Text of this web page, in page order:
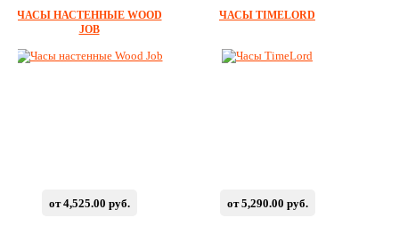
ЧАСЫ НАСТЕННЫЕ WOOD
JOB
от 4,525.00 руб.
ЧАСЫ TIMELORD
от 5,290.00 руб.